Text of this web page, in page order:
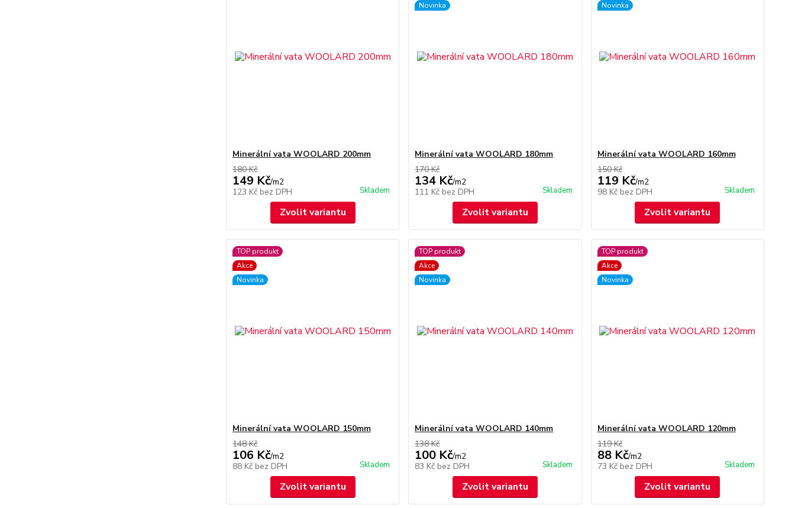
Minerální vata WOOLARD 200mm
180 Kč
149 Kč/m2
123 Kč bez DPH Skladem
Zvolit variantu
Novinka
Minerální vata WOOLARD 180mm
170 Kč
134 Kč/m2
111 Kč bez DPH Skladem
Zvolit variantu
Novinka
Minerální vata WOOLARD 160mm
150 Kč
119 Kč/m2
98 Kč bez DPH Skladem
Zvolit variantu
TOP produkt
Akce
Novinka
Minerální vata WOOLARD 150mm
148 Kč
106 Kč/m2
88 Kč bez DPH Skladem
Zvolit variantu
TOP produkt
Akce
Novinka
Minerální vata WOOLARD 140mm
138 Kč
100 Kč/m2
83 Kč bez DPH Skladem
Zvolit variantu
TOP produkt
Akce
Novinka
Minerální vata WOOLARD 120mm
119 Kč
88 Kč/m2
73 Kč bez DPH Skladem
Zvolit variantu